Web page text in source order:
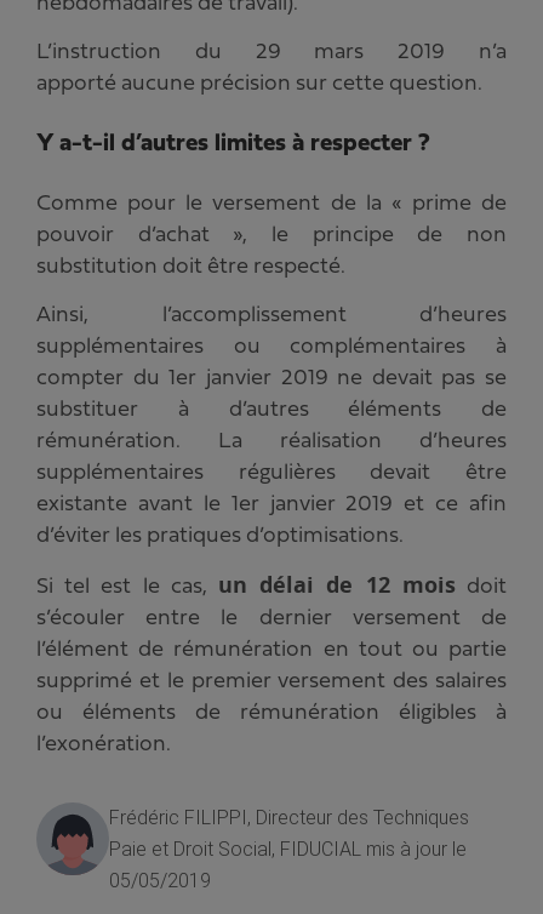
L’instruction du 29 mars 2019 n’a
apporté aucune précision sur cette question.
Y a-t-il d’autres limites à respecter ?
Comme pour le versement de la « prime de
pouvoir d’achat », le principe de non
substitution doit être respecté.
Ainsi, l’accomplissement d’heures
supplémentaires ou complémentaires à
compter du 1er janvier 2019 ne devait pas se
substituer à d’autres éléments de
rémunération. La réalisation d’heures
supplémentaires régulières devait être
existante avant le 1er janvier 2019 et ce afin
d’éviter les pratiques d’optimisations.
Si tel est le cas, un délai de 12 mois doit
s’écouler entre le dernier versement de
l’élément de rémunération en tout ou partie
supprimé et le premier versement des salaires
ou éléments de rémunération éligibles à
l’exonération.
Frédéric FILIPPI, Directeur des Techniques
Paie et Droit Social, FIDUCIAL mis à jour le
05/05/2019